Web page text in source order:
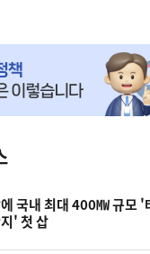
국내 최대 400㎿ 규모 '
' 첫 삽